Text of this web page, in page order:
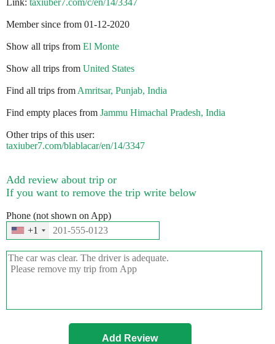
Link: taxiuber7.com/c/en/14/3347
Member since from 01-12-2020
Show all trips from El Monte
Show all trips from United States
Find all trips from Amritsar, Punjab, India
Find empty places from Jammu Himachal Pradesh, India
Other trips of this user:
taxiuber7.com/blablacar/en/14/3347
Add review about trip or
If you want to remove the trip write below
Phone (not shown on App)
+1